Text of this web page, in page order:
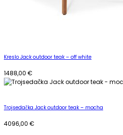
Kreslo Jack outdoor teak – off white
1488,00 €
Trojsedačka Jack outdoor teak – mocha
4096,00 €